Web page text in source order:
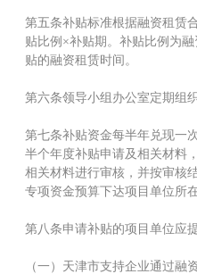
第五条补贴标准根据融资租赁
贴比例×补贴期。补贴比例为
贴的融资租赁时间。
第六条领导小组办公室定期组
第七条补贴资金每半年兑现一
半个年度补贴申请及相关材料
相关材料进行审核，并按审核
专项资金预算下达项目单位所
第八条申请补贴的项目单位应
（一）天津市支持企业通过融